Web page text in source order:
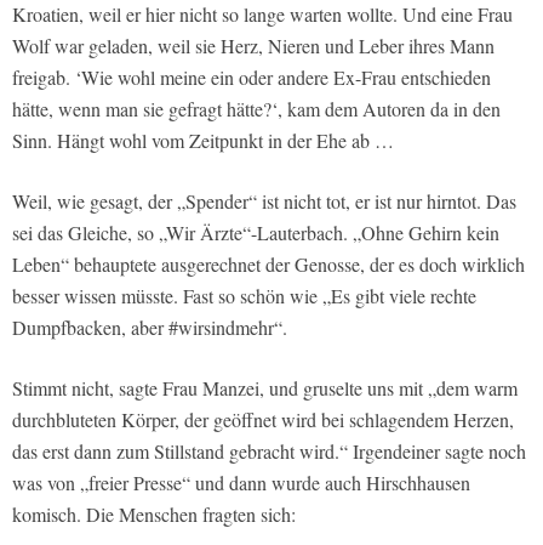
Kroatien, weil er hier nicht so lange warten wollte. Und eine Frau
Wolf war geladen, weil sie Herz, Nieren und Leber ihres Mann
freigab. ‘Wie wohl meine ein oder andere Ex-Frau entschieden
hätte, wenn man sie gefragt hätte?‘, kam dem Autoren da in den
Sinn. Hängt wohl vom Zeitpunkt in der Ehe ab …
Weil, wie gesagt, der „Spender“ ist nicht tot, er ist nur hirntot. Das
sei das Gleiche, so „Wir Ärzte“-Lauterbach. „Ohne Gehirn kein
Leben“ behauptete ausgerechnet der Genosse, der es doch wirklich
besser wissen müsste. Fast so schön wie „Es gibt viele rechte
Dumpfbacken, aber #wirsindmehr“.
Stimmt nicht, sagte Frau Manzei, und gruselte uns mit „dem warm
durchbluteten Körper, der geöffnet wird bei schlagendem Herzen,
das erst dann zum Stillstand gebracht wird.“ Irgendeiner sagte noch
was von „freier Presse“ und dann wurde auch Hirschhausen
komisch. Die Menschen fragten sich: